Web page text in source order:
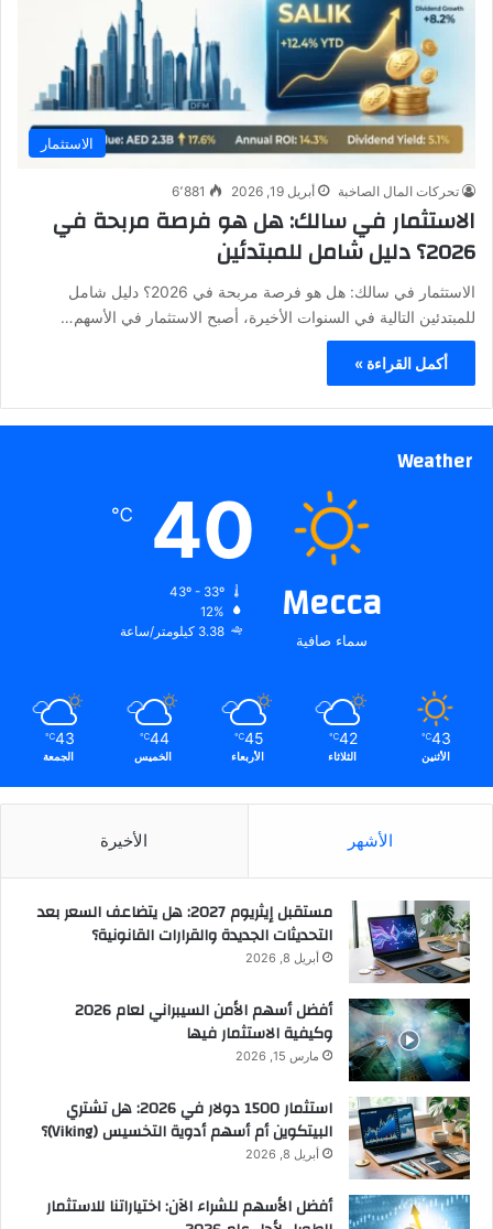
الاستثمار
تحركات المال الصاخبة أبريل 19, 2026 6٬881
الاستثمار في سالك: هل هو فرصة مربحة في
2026؟ دليل شامل للمبتدئين
الاستثمار في سالك: هل هو فرصة مربحة في 2026؟ دليل شامل
للمبتدئين التالية في السنوات الأخيرة، أصبح الاستثمار في الأسهم…
أكمل القراءة »
Weather
Mecca
سماء صافية
40
℃
12%
3.38 كيلومتر/ساعة
43
℃
الأثنين
42
℃
الثلاثاء
45
℃
الأربعاء
44
℃
الخميس
43
℃
الجمعة
الأشهر الأخيرة
مستقبل إيثريوم 2027: هل يتضاعف السعر بعد
التحديثات الجديدة والقرارات القانونية؟
أبريل 8, 2026
أفضل أسهم الأمن السيبراني لعام 2026
وكيفية الاستثمار فيها
مارس 15, 2026
استثمار 1500 دولار في 2026: هل تشتري
البيتكوين أم أسهم أدوية التخسيس (Viking)؟
أبريل 8, 2026
أفضل الأسهم للشراء الآن: اختياراتنا للاستثمار